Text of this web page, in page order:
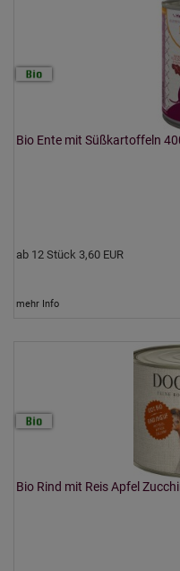
Bio Ente mit Süßkartoffeln
ab 12 Stück 3,60 EUR
mehr Info
Bio Rind mit Reis Apfel